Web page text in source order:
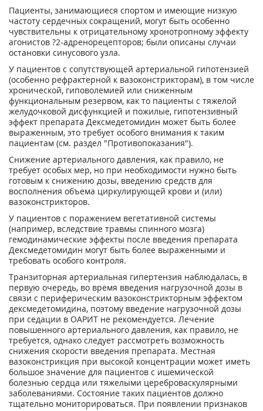
Пациенты, занимающиеся спортом и имеющие низкую
частоту сердечных сокращений, могут быть особенно
чувствительны к отрицательному хронотропному эффекту
агонистов ?2-адренорецепторов; были описаны случаи
остановки синусового узла.
У пациентов с сопутствующей артериальной гипотензией
(особенно рефрактерной к вазоконстрикторам), в том числе
хронической, гиповолемией или сниженным
функциональным резервом, как то пациенты с тяжелой
желудочковой дисфункцией и пожилые, гипотензивный
эффект препарата Дексмедетомидин может быть более
выраженным, это требует особого внимания к таким
пациентам (см. раздел "Противопоказания").
Снижение артериального давления, как правило, не
требует особых мер, но при необходимости нужно быть
готовым к снижению дозы, введению средств для
восполнения объема циркулирующей крови и (или)
вазоконстрикторов.
У пациентов с поражением вегетативной системы
(например, вследствие травмы спинного мозга)
гемодинамические эффекты после введения препарата
Дексмедетомидин могут быть более выраженными и
требовать особого контроля.
Транзиторная артериальная гипертензия наблюдалась, в
первую очередь, во время введения нагрузочной дозы в
связи с периферическим вазоконстрикторным эффектом
дексмедетомидина, поэтому введение нагрузочной дозы
при седации в ОАРИТ не рекомендуется. Лечение
повышенного артериального давления, как правило, не
требуется, однако следует рассмотреть возможность
снижения скорости введения препарата. Местная
вазоконстрикция при высокой концентрации может иметь
большое значение для пациентов с ишемической
болезнью сердца или тяжелыми цереброваскулярными
заболеваниями. Состояние таких пациентов должно
тщательно мониторироваться. При появлении признаков